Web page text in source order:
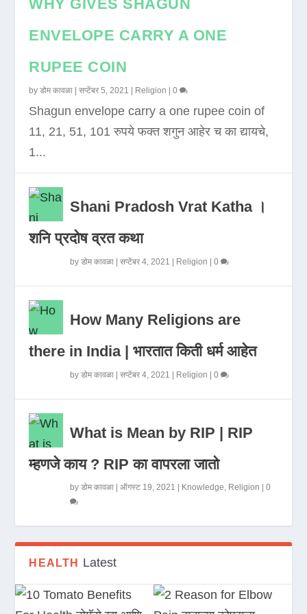
WHY GIVES SHAGUN
ENVELOPE CARRY A ONE
RUPEE COIN
byडोम कावळा |सप्टेंबर 5, 2021 Religion |0
Shagun envelope carry a one rupee coin of
11, 21, 51, 101 रुपये फक्त शगुन आहेर च का द्यायचे,
1...
Shani Pradosh Vrat Katha ।
शनि प्रदोष व्रत कथा
byडोम कावळा |सप्टेंबर 4, 2021 Religion |0
How Many Religions are
there in India | भारतात किती धर्म आहेत
byडोम कावळा |सप्टेंबर 4, 2021 Religion |0
What is Mean by RIP | RIP
म्हणजे काय ? RIP का वापरला जातो
byडोम कावळा |ऑगस्ट 19, 2021 Knowledge, Religion |0
HEALTH Latest